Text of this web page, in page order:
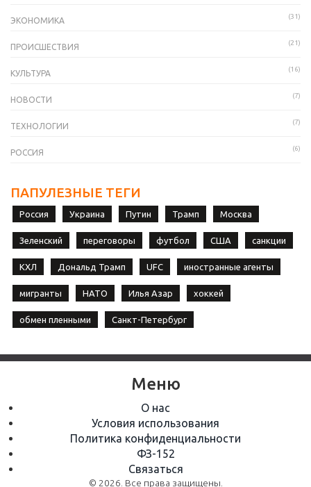
ЭКОНОМИКА (31)
ПРОИСШЕСТВИЯ (21)
КУЛЬТУРА (16)
НОВОСТИ (7)
ТЕХНОЛОГИИ (7)
РОССИЯ (6)
ПАПУЛЕЗНЫЕ ТЕГИ
Россия Украина Путин Трамп Москва
Зеленский переговоры футбол США санкции
КХЛ Дональд Трамп UFC иностранные агенты
мигранты НАТО Илья Азар хоккей
обмен пленными Санкт-Петербург
Меню
О нас
Условия использования
Политика конфиденциальности
ФЗ-152
Связаться
© 2026. Все права защищены.